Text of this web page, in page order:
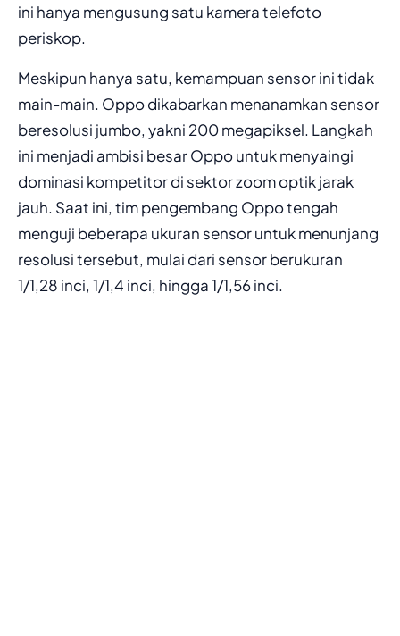
ini hanya mengusung satu kamera telefoto
periskop.
Meskipun hanya satu, kemampuan sensor ini tidak
main-main. Oppo dikabarkan menanamkan sensor
beresolusi jumbo, yakni 200 megapiksel. Langkah
ini menjadi ambisi besar Oppo untuk menyaingi
dominasi kompetitor di sektor zoom optik jarak
jauh. Saat ini, tim pengembang Oppo tengah
menguji beberapa ukuran sensor untuk menunjang
resolusi tersebut, mulai dari sensor berukuran
1/1,28 inci, 1/1,4 inci, hingga 1/1,56 inci.